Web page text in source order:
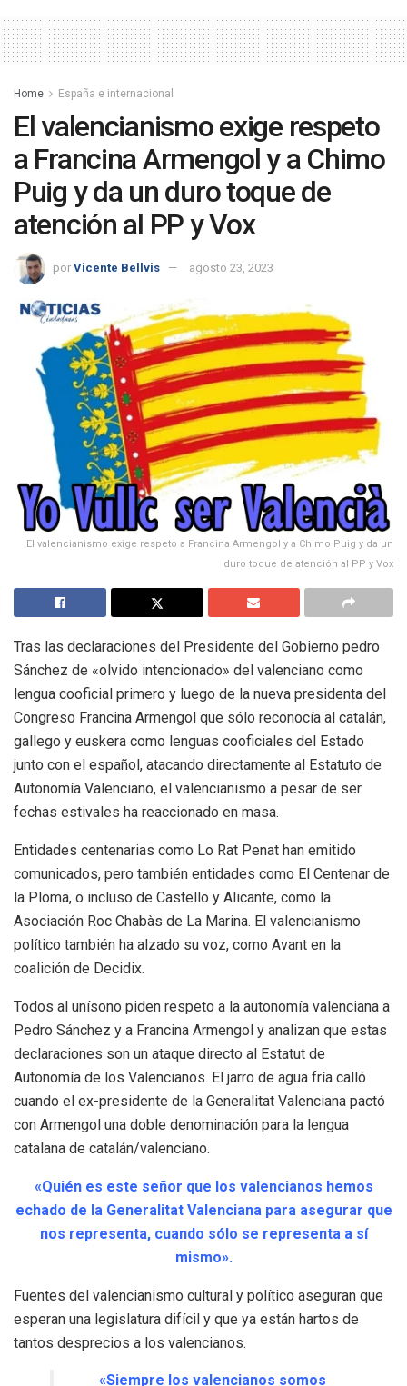
Home España e internacional
El valencianismo exige respeto
a Francina Armengol y a Chimo
Puig y da un duro toque de
atención al PP y Vox
por Vicente Bellvis agosto 23, 2023
El valencianismo exige respeto a Francina Armengol y a Chimo Puig y da un
duro toque de atención al PP y Vox
Tras las declaraciones del Presidente del Gobierno pedro
Sánchez de «olvido intencionado» del valenciano como
lengua cooficial primero y luego de la nueva presidenta del
Congreso Francina Armengol que sólo reconocía al catalán,
gallego y euskera como lenguas cooficiales del Estado
junto con el español, atacando directamente al Estatuto de
Autonomía Valenciano, el valencianismo a pesar de ser
fechas estivales ha reaccionado en masa.
Entidades centenarias como Lo Rat Penat han emitido
comunicados, pero también entidades como El Centenar de
la Ploma, o incluso de Castello y Alicante, como la
Asociación Roc Chabàs de La Marina. El valencianismo
político también ha alzado su voz, como Avant en la
coalición de Decidix.
Todos al unísono piden respeto a la autonomía valenciana a
Pedro Sánchez y a Francina Armengol y analizan que estas
declaraciones son un ataque directo al Estatut de
Autonomía de los Valencianos. El jarro de agua fría calló
cuando el ex-presidente de la Generalitat Valenciana pactó
con Armengol una doble denominación para la lengua
catalana de catalán/valenciano.
«Quién es este señor que los valencianos hemos
echado de la Generalitat Valenciana para asegurar que
nos representa, cuando sólo se representa a sí
mismo».
Fuentes del valencianismo cultural y político aseguran que
esperan una legislatura difícil y que ya están hartos de
tantos desprecios a los valencianos.
«Siempre los valencianos somos